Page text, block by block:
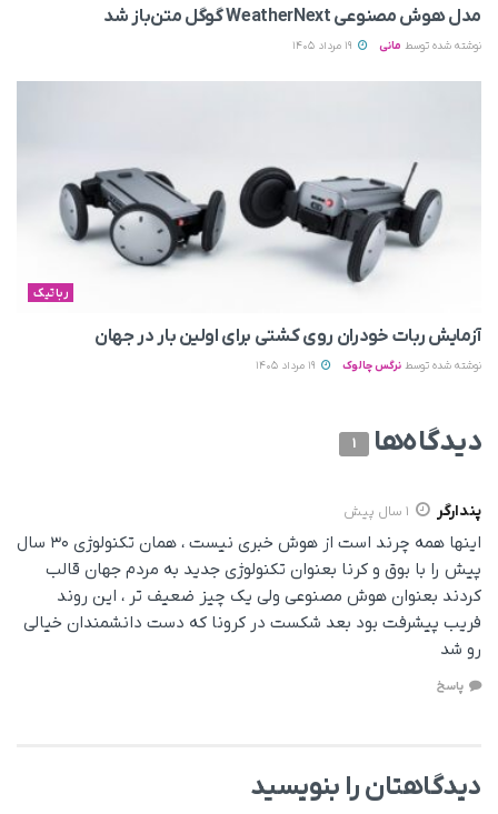
مدل هوش مصنوعی WeatherNext گوگل متن‌باز شد
نوشته شده توسط مانی
رباتیک
آزمایش ربات خودران روی کشتی برای اولین بار در جهان
نوشته شده توسط نرگس چالوک
دیدگاه‌ها 1
پندارگر 1 سال پیش
اینها همه چرند است از هوش خبری نیست ، همان تکنولوژی ۳۰ سال
پیش را با بوق و کرنا بعنوان تکنولوژی جدید به مردم جهان قالب
کردند بعنوان هوش مصنوعی ولی یک چیز ضعیف تر ، این روند
فریب پیشرفت بود بعد شکست در کرونا که دست دانشمندان خیالی
رو شد
پاسخ
دیدگاهتان را بنویسید